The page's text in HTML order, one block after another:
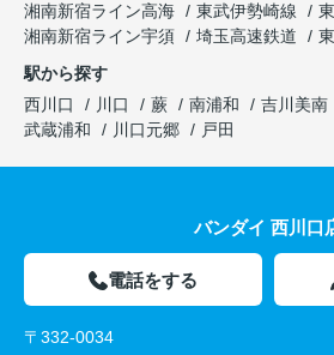
湘南新宿ライン高海
東武伊勢崎線
湘南新宿ライン宇須
埼玉高速鉄道
駅から探す
西川口
川口 蕨 南浦和 吉川美南
武蔵浦和
川口元郷 戸田
バンダイ 西川口
電話をする
〒332-0034